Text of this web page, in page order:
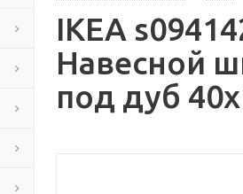
IKEA
Навесной
под дуб